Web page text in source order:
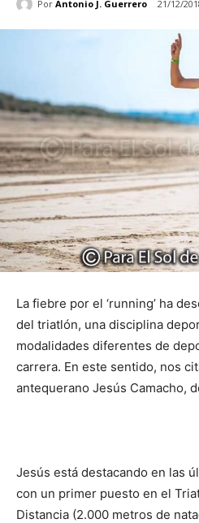
Por Antonio J. Guerrero 21/12/
La fiebre por el ‘running’ ha
del triatlón, una disciplina
modalidades diferentes de
carrera. En este sentido, nos
antequerano Jesús Camacho,
Jesús está destacando en las
con un primer puesto en el
Distancia (2.000 metros de